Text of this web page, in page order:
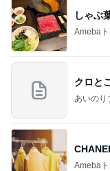
しゃぶ
Ameba
クロと
あいのり
Ameba